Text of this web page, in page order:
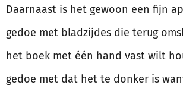
Daarnaast is het gewoon een fijn
gedoe met bladzijdes die terug
het boek met één hand vast wilt
gedoe met dat het te donker is